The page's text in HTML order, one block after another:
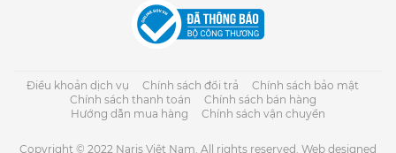
Điều khoản dịch vụ Chính sách đổi trả
Chính sách bảo mật
Chính sách thanh toán
Chính sách bán hàng
Hướng dẫn mua hàng
Chính sách vận chuyển
Copyright © 2022 Naris Việt Nam. All rights reserved. Web designed